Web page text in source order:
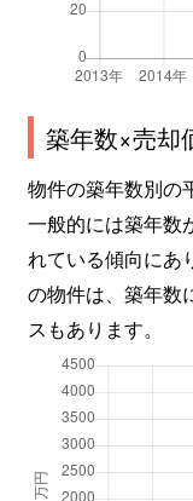
築年数×売却
物件の築年数別の
一般的には築年数
れている傾向にあ
の物件は、築年数
スもあります。